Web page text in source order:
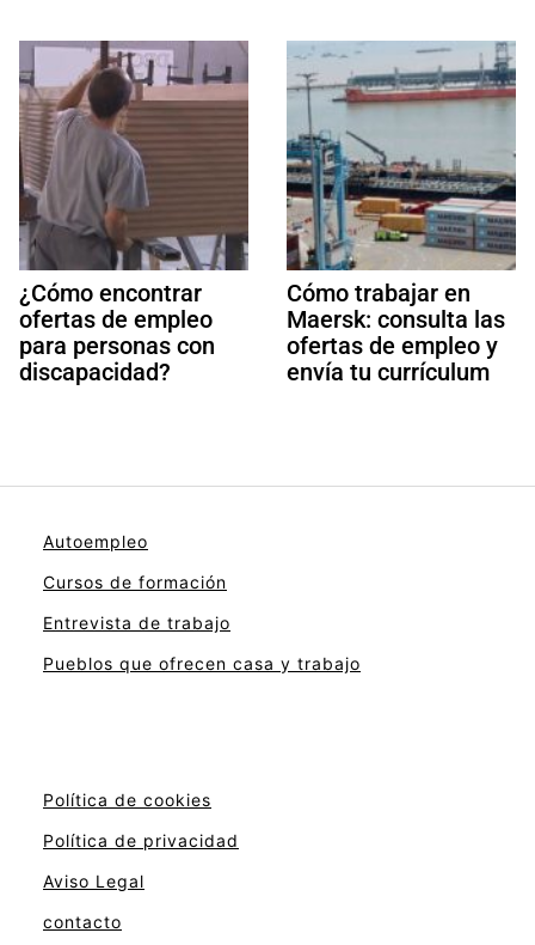
¿Cómo encontrar
ofertas de empleo
para personas con
discapacidad?
Cómo trabajar en
Maersk: consulta las
ofertas de empleo y
envía tu currículum
Autoempleo
Cursos de formación
Entrevista de trabajo
Pueblos que ofrecen casa y trabajo
Política de cookies
Política de privacidad
Aviso Legal
contacto